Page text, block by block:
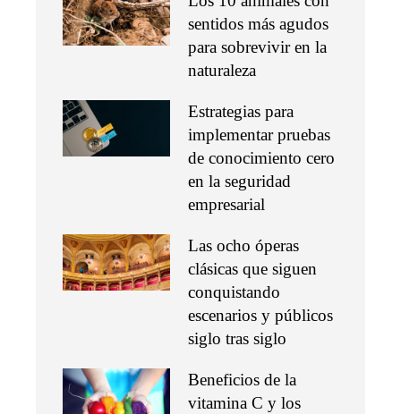
sentidos más agudos
para sobrevivir en la
naturaleza
Estrategias para
implementar pruebas
de conocimiento cero
en la seguridad
empresarial
Las ocho óperas
clásicas que siguen
conquistando
escenarios y públicos
siglo tras siglo
Beneficios de la
vitamina C y los